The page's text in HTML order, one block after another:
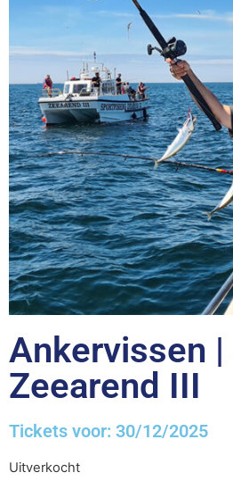
Ankervissen |
Zeearend III
Tickets voor: 30/12/2025
Uitverkocht